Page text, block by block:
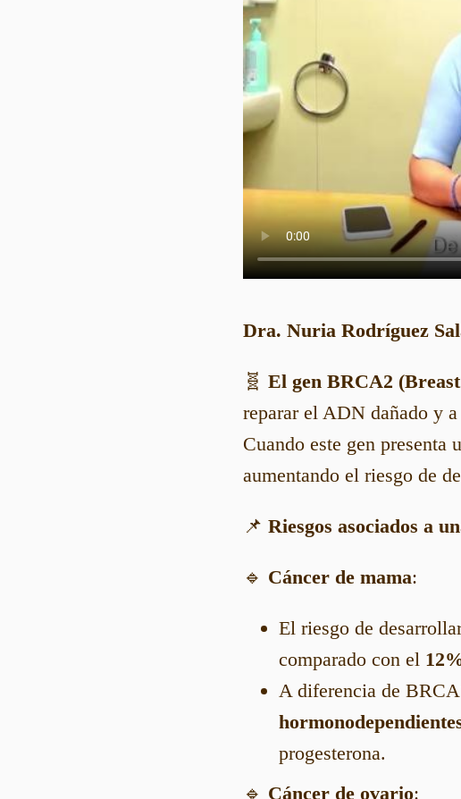
Dra. Nuria Rodríguez
🧬 El gen BRCA2
reparar el ADN dañado y
Cuando este gen presenta
aumentando el riesgo de
📌 Riesgos asociados a
🔹 Cáncer de mama:
El riesgo de
comparado con el
A diferencia de
progesterona.
🔹 Cáncer de ovario: